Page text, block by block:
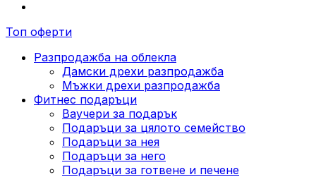
Топ оферти
Разпродажба на облекла
Дамски дрехи разпродажба
Мъжки дрехи разпродажба
Фитнес подаръци
Ваучери за подарък
Подаръци за цялото семейство
Подаръци за нея
Подаръци за него
Подаръци за готвене и печене